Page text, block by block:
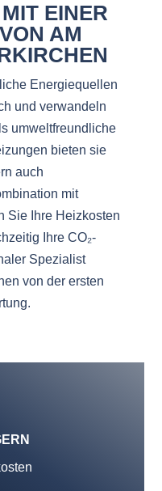
EINER
AM
Energiequellen
und verwandeln
umweltfreundliche
bieten sie
auch
mit
Sie Ihre Heizkosten
Ihre CO₂-
Spezialist
von der ersten